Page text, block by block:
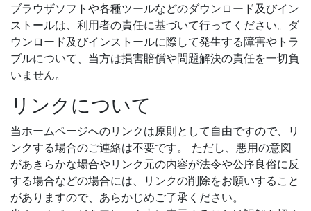
ブラウザソフトや各種ツールなどのダウンロード及びイン
ストールは、利用者の責任に基づいて行ってください。ダ
ウンロード及びインストールに際して発生する障害やトラ
ブルについて、当方は損害賠償や問題解決の責任を一切負
いません。
リンクについて
当ホームページへのリンクは原則として自由ですので、リ
ンクする場合のご連絡は不要です。 ただし、悪用の意図
があきらかな場合やリンク元の内容が法令や公序良俗に反
する場合などの場合には、リンクの削除をお願いすること
がありますので、あらかじめご了承ください。